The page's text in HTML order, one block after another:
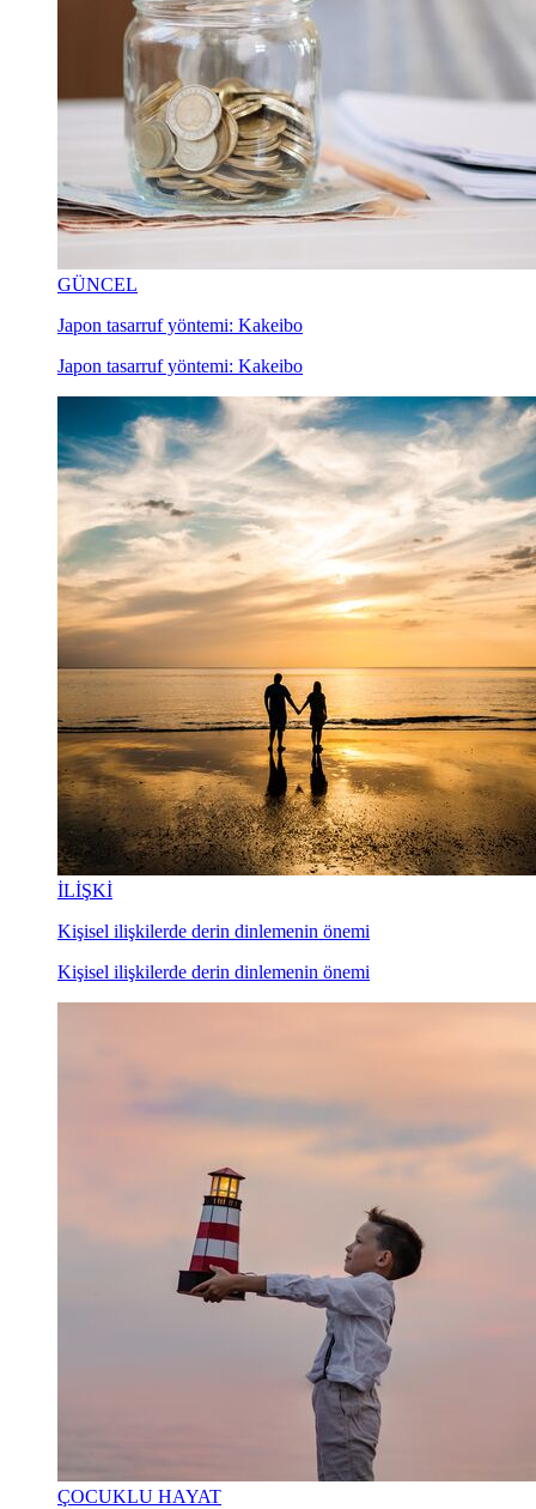
GÜNCEL
Japon tasarruf yöntemi: Kakeibo
Japon tasarruf yöntemi: Kakeibo
İLİŞKİ
Kişisel ilişkilerde derin dinlemenin önemi
Kişisel ilişkilerde derin dinlemenin önemi
ÇOCUKLU HAYAT